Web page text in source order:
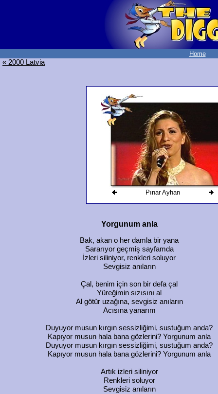
Home
« 2000 Latvia
Pınar Ayhan
Yorgunum anla
Bak, akan o her damla bir yana
Sararıyor geçmiş sayfamda
İzleri siliniyor, renkleri soluyor
Sevgisiz anıların
Çal, benim için son bir defa çal
Yüreğimin sızısını al
Al götür uzağına, sevgisiz anıların
Acısına yanarım
Duyuyor musun kırgın sessizliğimi, sustuğum anda?
Kapıyor musun hala bana gözlerini? Yorgunum anla
Duyuyor musun kırgın sessizliğimi, sustuğum anda?
Kapıyor musun hala bana gözlerini? Yorgunum anla
Artık izleri siliniyor
Renkleri soluyor
Sevgisiz anıların